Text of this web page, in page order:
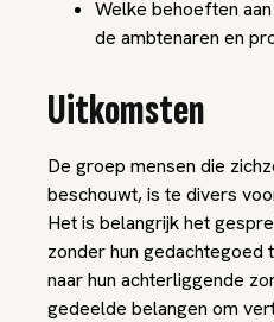
Welke behoeften
de ambtenaren en
Uitkomsten
De groep mensen die
beschouwt, is te divers
Het is belangrijk het
zonder hun gedachtegoed
naar hun achterliggende
gedeelde belangen om